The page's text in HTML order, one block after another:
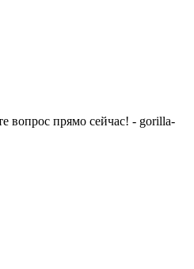
вопрос прямо сейчас! - gorilla-